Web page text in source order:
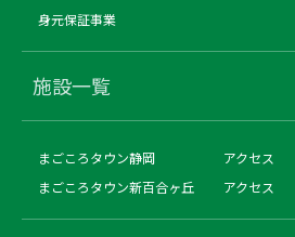
身元保証事業
施設一覧
まごころタウン静岡
アクセス
まごころタウン新百合ヶ丘
アクセス